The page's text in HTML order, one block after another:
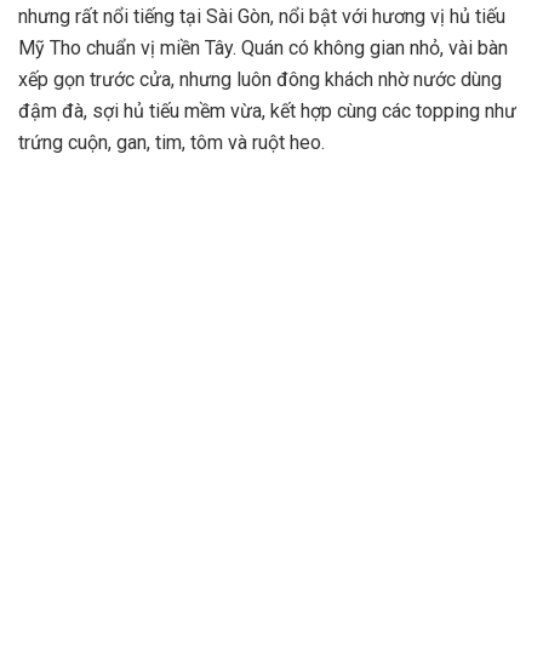
nhưng rất nổi tiếng tại Sài Gòn, nổi bật với hương vị hủ tiếu
Mỹ Tho chuẩn vị miền Tây. Quán có không gian nhỏ, vài bàn
xếp gọn trước cửa, nhưng luôn đông khách nhờ nước dùng
đậm đà, sợi hủ tiếu mềm vừa, kết hợp cùng các topping như
trứng cuộn, gan, tim, tôm và ruột heo.